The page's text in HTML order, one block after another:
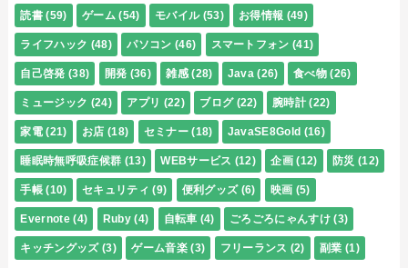
読書 (59) ゲーム (54) モバイル (53) お得情報 (49)
ライフハック (48) パソコン (46) スマートフォン (41)
自己啓発 (38) 開発 (36) 雑感 (28) Java (26) 食べ物 (26)
ミュージック (24) アプリ (22) ブログ (22) 腕時計 (22)
家電 (21) お店 (18) セミナー (18) JavaSE8Gold (16)
睡眠時無呼吸症候群 (13) WEBサービス (12) 企画 (12) 防災 (12)
手帳 (10) セキュリティ (9) 便利グッズ (6) 映画 (5)
Evernote (4) Ruby (4) 自転車 (4) ごろごろにゃんすけ (3)
キッチングッズ (3) ゲーム音楽 (3) フリーランス (2) 副業 (1)